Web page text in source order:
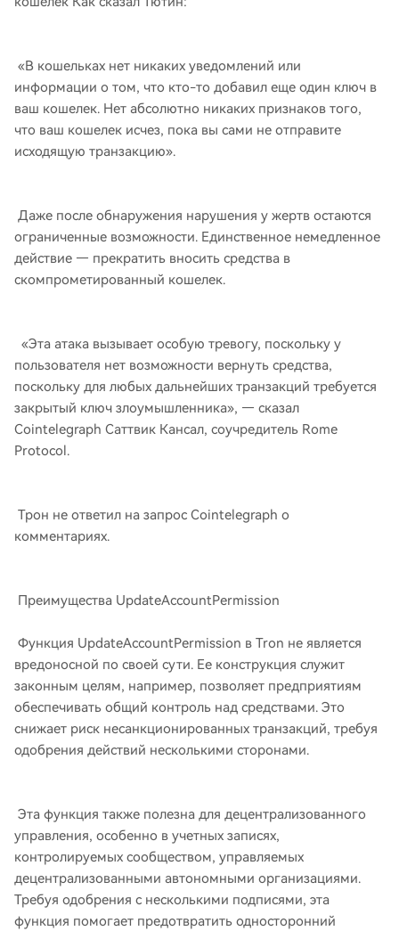
«В кошельках нет никаких уведомлений или
информации о том, что кто-то добавил еще один ключ в
ваш кошелек. Нет абсолютно никаких признаков того,
что ваш кошелек исчез, пока вы сами не отправите
исходящую транзакцию».
Даже после обнаружения нарушения у жертв остаются
ограниченные возможности. Единственное немедленное
действие — прекратить вносить средства в
скомпрометированный кошелек.
«Эта атака вызывает особую тревогу, поскольку у
пользователя нет возможности вернуть средства,
поскольку для любых дальнейших транзакций требуется
закрытый ключ злоумышленника», — сказал
Cointelegraph Саттвик Кансал, соучредитель Rome
Protocol.
Трон не ответил на запрос Cointelegraph о
комментариях.
Преимущества UpdateAccountPermission
Функция UpdateAccountPermission в Tron не является
вредоносной по своей сути. Ее конструкция служит
законным целям, например, позволяет предприятиям
обеспечивать общий контроль над средствами. Это
снижает риск несанкционированных транзакций, требуя
одобрения действий несколькими сторонами.
Эта функция также полезна для децентрализованного
управления, особенно в учетных записях,
контролируемых сообществом, управляемых
децентрализованными автономными организациями.
Требуя одобрения с несколькими подписями, эта
функция помогает предотвратить односторонний